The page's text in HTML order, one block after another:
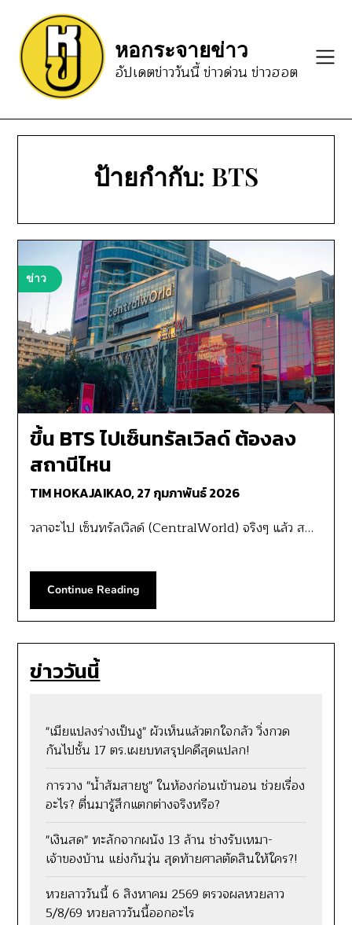
content
หอกระจายข่าว
อัปเดตข่าววันนี้ ข่าวด่วน ข่าวฮอต
ป้ายกำกับ: BTS
ข่าว
ขึ้น BTS ไปเซ็นทรัลเวิลด์ ต้องลง
สถานีไหน
TIM HOKAJAIKAO,27 กุมภาพันธ์ 2026
วลาจะไป เซ็นทรัลเวิลด์ (CentralWorld) จริงๆ แล้ว ส…
Continue Reading
ข่าววันนี้
"เมียแปลงร่างเป็นงู" ผัวเห็นแล้วตกใจกลัว วิ่งกวด
กันไปชั้น 17 ตร.เผยบทสรุปคดีสุดแปลก!
การวาง "น้ำส้มสายชู" ในห้องก่อนเข้านอน ช่วยเรื่อง
อะไร? ตื่นมารู้สึกแตกต่างจริงหรือ?
"เงินสด" ทะลักจากผนัง 13 ล้าน ช่างรับเหมา-
เจ้าของบ้าน แย่งกันวุ่น สุดท้ายศาลตัดสินให้ใคร?!
หวยลาววันนี้ 6 สิงหาคม 2569 ตรวจผลหวยลาว
5/8/69 หวยลาววันนี้ออกอะไร